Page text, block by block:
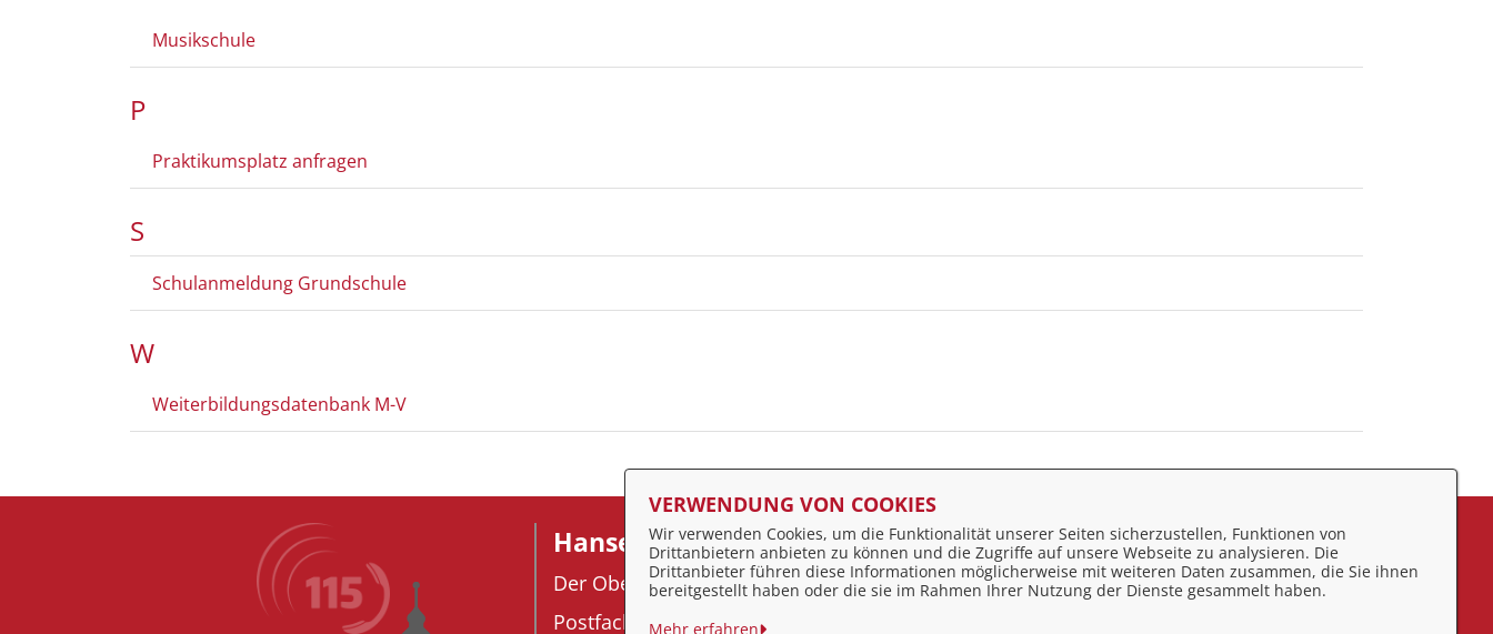
Musikschule
P
Praktikumsplatz anfragen
S
Schulanmeldung Grundschule
W
Weiterbildungsdatenbank M-V
Hansestadt Stralsund
Der Oberbürgermeister
Postfach 2145
Feedback
Impressum
VERWENDUNG VON COOKIES
Wir verwenden Cookies, um die Funktionalität unserer Seiten sicherzustellen, Funktionen von
Drittanbietern anbieten zu können und die Zugriffe auf unsere Webseite zu analysieren. Die
Drittanbieter führen diese Informationen möglicherweise mit weiteren Daten zusammen, die Sie ihnen
bereitgestellt haben oder die sie im Rahmen Ihrer Nutzung der Dienste gesammelt haben.
Mehr erfahren